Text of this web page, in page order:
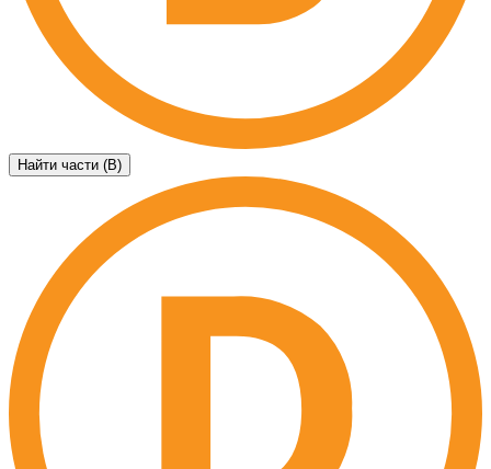
Найти части (B)